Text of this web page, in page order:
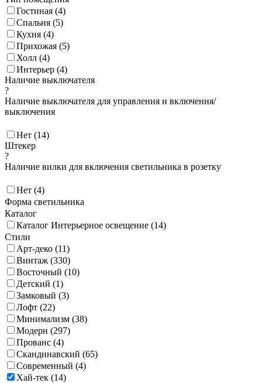
Гостиная (4)
Спальня (5)
Кухня (4)
Прихожая (5)
Холл (4)
Интерьер (4)
Наличие выключателя
?
Наличие выключателя для управления и включения/
выключения
Нет (14)
Штекер
?
Наличие вилки для включения светильника в розетку
Нет (4)
Форма светильника
Каталог
Каталог Интерьерное освещение (14)
Стили
Арт-деко (11)
Винтаж (330)
Восточный (10)
Детский (1)
Замковый (3)
Лофт (22)
Минимализм (38)
Модерн (297)
Прованс (4)
Скандинавский (65)
Современный (4)
Хай-тек (14)